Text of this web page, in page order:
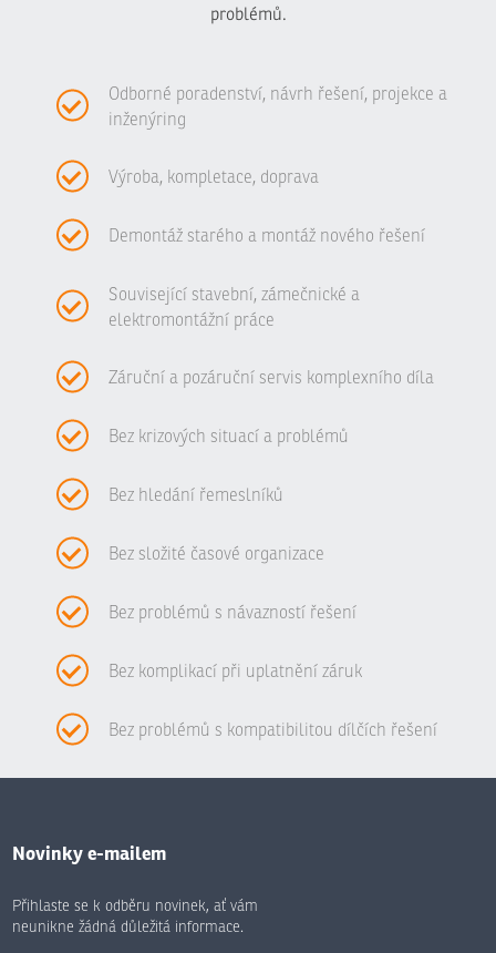
problémů.
Odborné poradenství, návrh řešení, projekce a
inženýring
Výroba, kompletace, doprava
Demontáž starého a montáž nového řešení
Související stavební, zámečnické a
elektromontážní práce
Záruční a pozáruční servis komplexního díla
Bez krizových situací a problémů
Bez hledání řemeslníků
Bez složité časové organizace
Bez problémů s návazností řešení
Bez komplikací při uplatnění záruk
Bez problémů s kompatibilitou dílčích řešení
Novinky e-mailem
Přihlaste se k odběru novinek, ať vám
neunikne žádná důležitá informace.